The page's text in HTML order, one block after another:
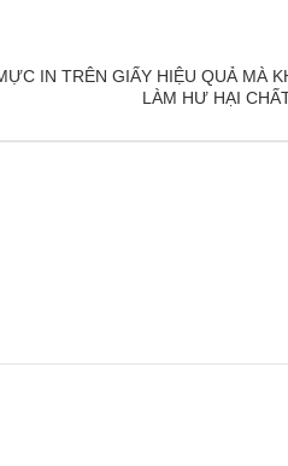
IN TRÊN GIẤY HIỆU QUẢ MÀ
LÀM HƯ HẠI